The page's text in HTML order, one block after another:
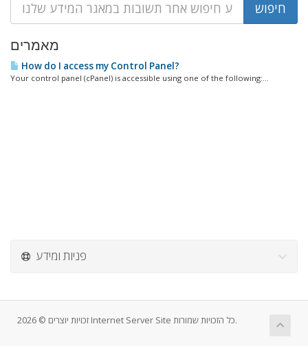
מאמרים
How do I access my Control Panel?
Your control panel (cPanel) is accessible using one of the following:...
פניות ומידע
זכויות יוצרים © 2026 Internet Server Site כל הזכויות שמורות.